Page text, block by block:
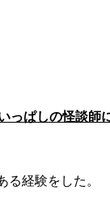
っぱしの怪談師
経験をした。